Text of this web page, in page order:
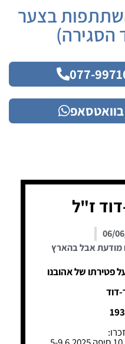
בצער
הסגירה)
ז"ל
06/
מודעת אבל בהארץ
פטירתו של אהובנו
דוד